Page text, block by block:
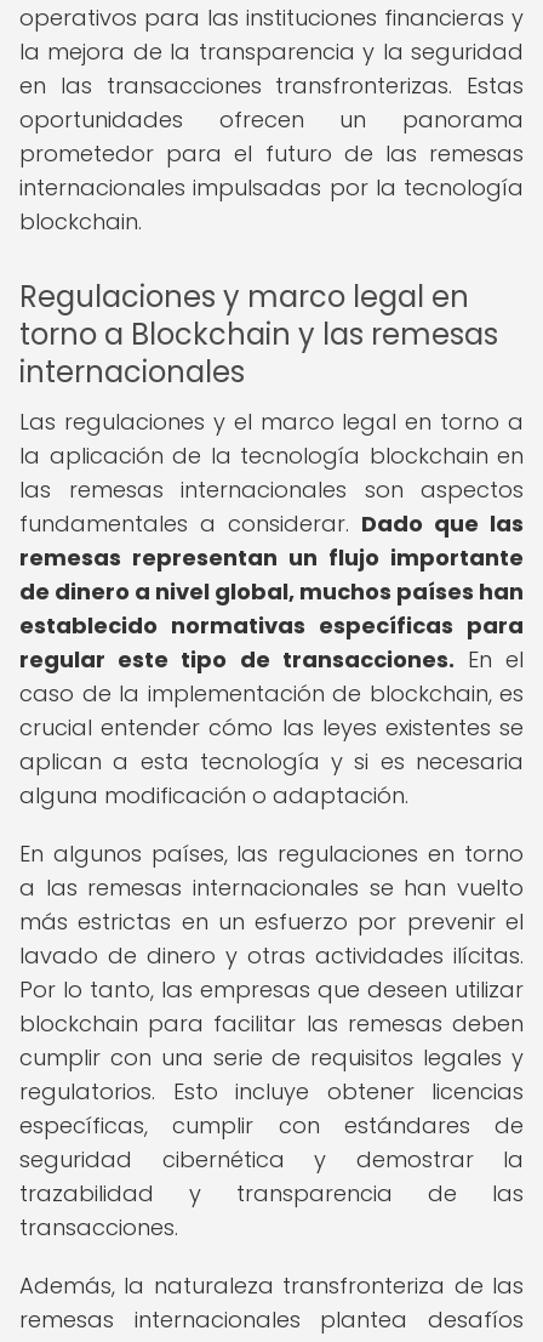
operativos para las instituciones financieras y
la mejora de la transparencia y la seguridad
en las transacciones transfronterizas. Estas
oportunidades ofrecen un panorama
prometedor para el futuro de las remesas
internacionales impulsadas por la tecnología
blockchain.
Regulaciones y marco legal en
torno a Blockchain y las remesas
internacionales
Las regulaciones y el marco legal en torno a
la aplicación de la tecnología blockchain en
las remesas internacionales son aspectos
fundamentales a considerar. Dado que las
remesas representan un flujo importante
de dinero a nivel global, muchos países han
establecido normativas específicas para
regular este tipo de transacciones. En el
caso de la implementación de blockchain, es
crucial entender cómo las leyes existentes se
aplican a esta tecnología y si es necesaria
alguna modificación o adaptación.
En algunos países, las regulaciones en torno
a las remesas internacionales se han vuelto
más estrictas en un esfuerzo por prevenir el
lavado de dinero y otras actividades ilícitas.
Por lo tanto, las empresas que deseen utilizar
blockchain para facilitar las remesas deben
cumplir con una serie de requisitos legales y
regulatorios. Esto incluye obtener licencias
específicas, cumplir con estándares de
seguridad cibernética y demostrar la
trazabilidad y transparencia de las
transacciones.
Además, la naturaleza transfronteriza de las
remesas internacionales plantea desafíos